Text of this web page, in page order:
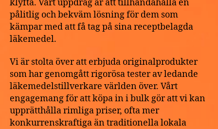
klyfta. Vårt uppdrag är att tillhandahålla en
pålitlig och bekväm lösning för dem som
kämpar med att få tag på sina receptbelagda
läkemedel.
Vi är stolta över att erbjuda originalprodukter
som har genomgått rigorösa tester av ledande
läkemedelstillverkare världen över. Vårt
engagemang för att köpa in i bulk gör att vi kan
upprätthålla rimliga priser, ofta mer
konkurrenskraftiga än traditionella lokala